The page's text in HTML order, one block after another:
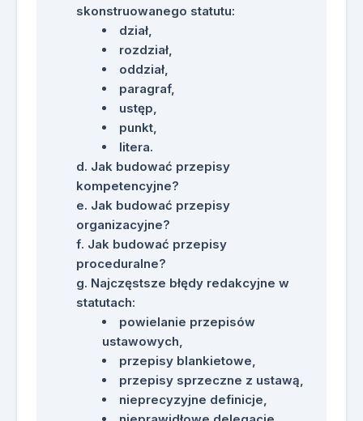
skonstruowanego statutu:
dział,
rozdział,
oddział,
paragraf,
ustęp,
punkt,
litera.
Jak budować przepisy
kompetencyjne?
Jak budować przepisy
organizacyjne?
Jak budować przepisy
proceduralne?
Najczęstsze błędy redakcyjne w
statutach:
powielanie przepisów
ustawowych,
przepisy blankietowe,
przepisy sprzeczne z ustawą,
nieprecyzyjne definicje,